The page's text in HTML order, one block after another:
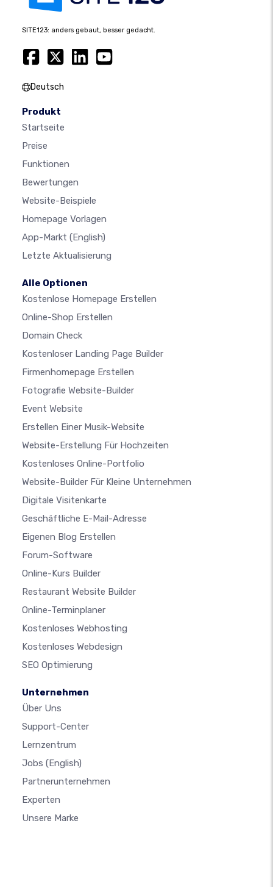
SITE123: anders gebaut, besser gedacht.
Deutsch
Produkt
Startseite
Preise
Funktionen
Bewertungen
Website-Beispiele
Homepage Vorlagen
App-Markt (English)
Letzte Aktualisierung
Alle Optionen
Kostenlose Homepage Erstellen
Online-Shop Erstellen
Domain Check
Kostenloser Landing Page Builder
Firmenhomepage Erstellen
Fotografie Website-Builder
Event Website
Erstellen Einer Musik-Website
Website-Erstellung Für Hochzeiten
Kostenloses Online-Portfolio
Website-Builder Für Kleine Unternehmen
Digitale Visitenkarte
Geschäftliche E-Mail-Adresse
Eigenen Blog Erstellen
Forum-Software
Online-Kurs Builder
Restaurant Website Builder
Online-Terminplaner
Kostenloses Webhosting
Kostenloses Webdesign
SEO Optimierung
Unternehmen
Über Uns
Support-Center
Lernzentrum
Jobs (English)
Partnerunternehmen
Experten
Unsere Marke